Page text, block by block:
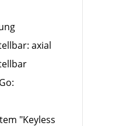
axial
"Keyless